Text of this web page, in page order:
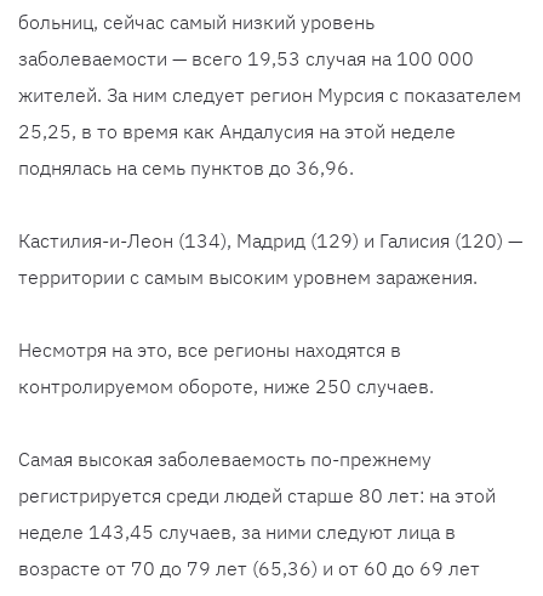
больниц, сейчас самый низкий уровень
заболеваемости — всего 19,53 случая на 100 000
жителей. За ним следует регион Мурсия с показателем
25,25, в то время как Андалусия на этой неделе
поднялась на семь пунктов до 36,96.
Кастилия-и-Леон (134), Мадрид (129) и Галисия (120) —
территории с самым высоким уровнем заражения.
Несмотря на это, все регионы находятся в
контролируемом обороте, ниже 250 случаев.
Самая высокая заболеваемость по-прежнему
регистрируется среди людей старше 80 лет: на этой
неделе 143,45 случаев, за ними следуют лица в
возрасте от 70 до 79 лет (65,36) и от 60 до 69 лет